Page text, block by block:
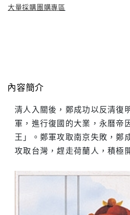
大量採購團購專區
內容簡介
清人入關後，鄭成功以反清復
軍，進行復國的大業，永曆帝
王」。鄭軍攻取南京失敗，鄭
攻取台灣，趕走荷蘭人，積極